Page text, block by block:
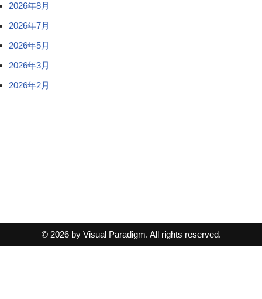
2026年8月
2026年7月
2026年5月
2026年3月
2026年2月
© 2026 by Visual Paradigm. All rights reserved.